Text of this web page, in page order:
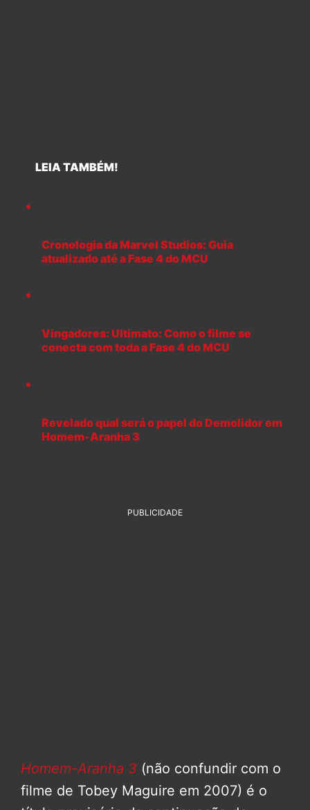
LEIA TAMBÉM!
Cronologia da Marvel Studios: Guia
atualizado até a Fase 4 do MCU
Vingadores: Ultimato: Como o filme se
conecta com toda a Fase 4 do MCU
Revelado qual será o papel do Demolidor em
Homem-Aranha 3
PUBLICIDADE
Homem-Aranha 3 (não confundir com o
filme de Tobey Maguire em 2007) é o